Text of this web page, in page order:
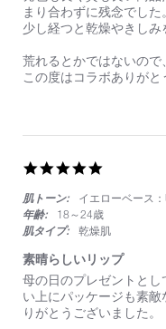
May
2026
は
良
い！
まり合わずに残念でした。
少し経つと乾燥やきしみ
荒れるとかではないので
この度はコラボありがと
rating
肌トーン:
イエローベース
年齢:
18～24歳
肌タイプ:
乾燥肌
素晴らしいリップ
Review
by
on
review
stating
素
母の日のプレゼントとし
い上にパッケージも素
りがとうございました。